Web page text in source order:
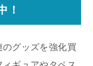
！
グッズを強化買